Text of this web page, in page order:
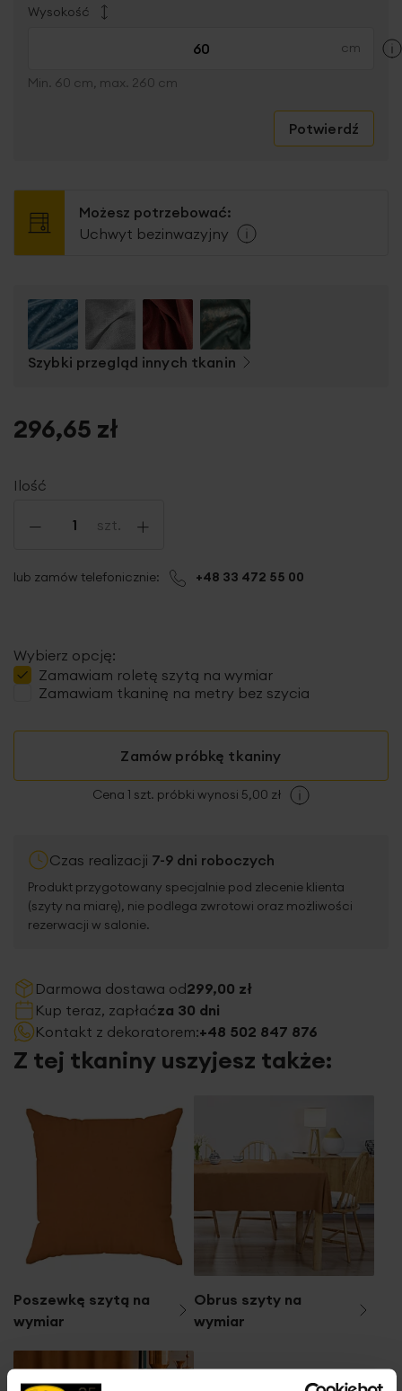
Wysokość
Min. 60 cm, max. 260 cm
Potwierdź
Możesz potrzebować:
Uchwyt bezinwazyjny
Szybki przegląd innych tkanin
296,65 zł
Ilość
- szt. +
lub zamów telefonicznie: +48 33 472 55 00
Wybierz opcję:
Zamawiam roletę szytą na wymiar
Zamawiam tkaninę na metry bez szycia
Zamów próbkę tkaniny
Cena 1 szt. próbki wynosi 5,00 zł
Czas realizacji 7-9 dni roboczych
Produkt przygotowany specjalnie pod zlecenie klienta
(szyty na miarę), nie podlega zwrotowi oraz możliwości
rezerwacji w salonie.
Darmowa dostawa od299,00 zł
Kup teraz, zapłaćza 30 dni
Kontakt z dekoratorem:+48 502 847 876
Z tej tkaniny uszyjesz także:
Poszewkę szytą na
wymiar
Obrus szyty na
wymiar